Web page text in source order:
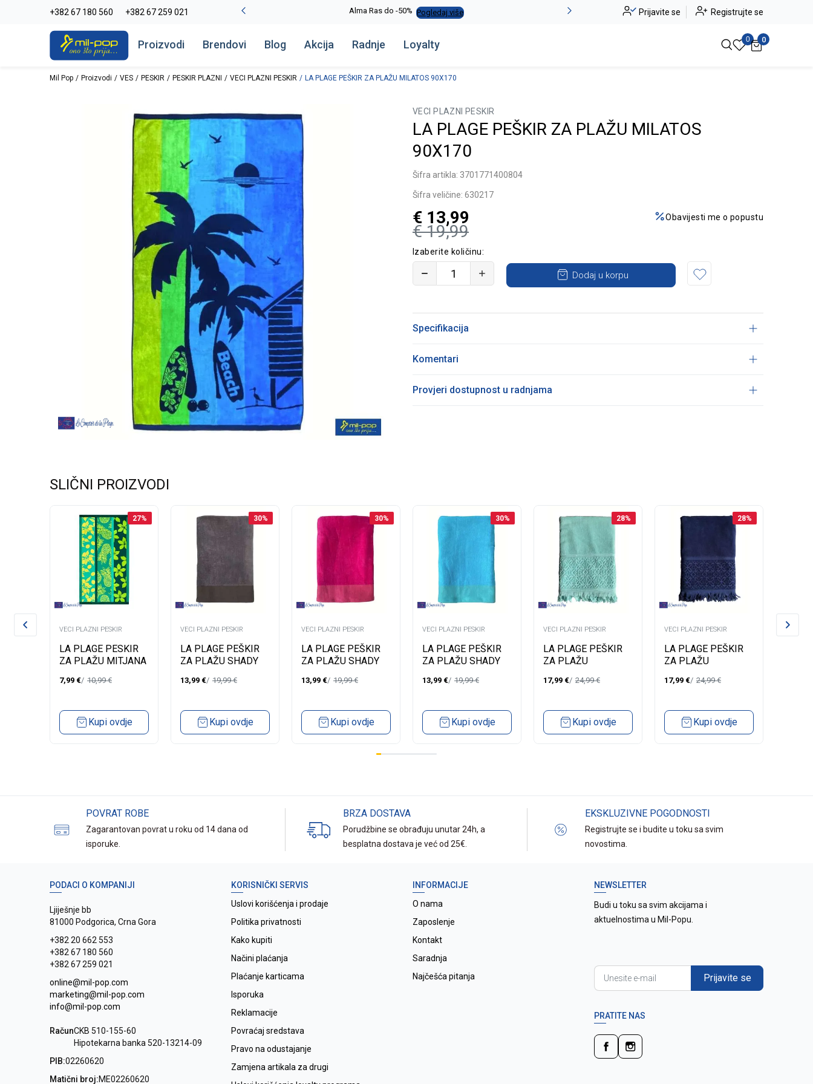
+382 67 180 560 +382 67 259 021
La Plage peškiri do -30% Pogledaj više Alma Ras do -50% Pogledaj više Novo u ponudi - Jadea Pogledaj više
Prijavite se Registrujte se
Proizvodi Brendovi Blog Akcija Radnje Loyalty 0 0
Mil Pop Proizvodi VES PESKIR PESKIR PLAZNI VECI PLAZNI PESKIR LA PLAGE PEŠKIR ZA PLAŽU MILATOS 90X170
VECI PLAZNI PESKIR
LA PLAGE PEŠKIR ZA PLAŽU MILATOS
90X170
Šifra artikla: 3701771400804
Šifra veličine: 630217
€ 19,99
€ 13,99 Obavijesti me o popustu
Izaberite količinu:
Dodaj u korpu
Specifikacija
Komentari
Provjeri dostupnost u radnjama
SLIČNI PROIZVODI
27%
VECI PLAZNI PESKIR
LA PLAGE PESKIR
ZA PLAŽU MITJANA
7,99 € 10,99€
Kupi ovdje
30%
VECI PLAZNI PESKIR
LA PLAGE PEŠKIR
ZA PLAŽU SHADY
13,99 € 19,99€
Kupi ovdje
30%
VECI PLAZNI PESKIR
LA PLAGE PEŠKIR
ZA PLAŽU SHADY
13,99 € 19,99€
Kupi ovdje
30%
VECI PLAZNI PESKIR
LA PLAGE PEŠKIR
ZA PLAŽU SHADY
13,99 € 19,99€
Kupi ovdje
28%
VECI PLAZNI PESKIR
LA PLAGE PEŠKIR
ZA PLAŽU
90X170
17,99 € 24,99€
Kupi ovdje
28%
VECI PLAZNI PESKIR
LA PLAGE PEŠKIR
ZA PLAŽU
90X170
17,99 € 24,99€
Kupi ovdje
VECI
POVRAT ROBE
Zagarantovan povrat u roku od 14 dana od
isporuke.
BRZA DOSTAVA
Porudžbine se obrađuju unutar 24h, a
besplatna dostava je već od 25€.
EKSKLUZIVNE POGODNOSTI
Registrujte se i budite u toku sa svim
novostima.
PODACI O KOMPANIJI
Ljiješnje bb
81000 Podgorica, Crna Gora
+382 20 662 553
+382 67 180 560
+382 67 259 021
online@mil-pop.com
marketing@mil-pop.com
info@mil-pop.com
RačunCKB 510-155-60
Hipotekarna banka 520-13214-09
PIB:02260620
Matični broj:ME02260620
KORISNIČKI SERVIS
Uslovi korišćenja i prodaje
Politika privatnosti
Kako kupiti
Načini plaćanja
Plaćanje karticama
Isporuka
Reklamacije
Povraćaj sredstava
Pravo na odustajanje
Zamjena artikala za drugi
INFORMACIJE
O nama
Zaposlenje
Kontakt
Saradnja
Najčešća pitanja
NEWSLETTER
Budi u toku sa svim akcijama i
aktuelnostima u Mil-Popu.
Prijavite se
PRATITE NAS